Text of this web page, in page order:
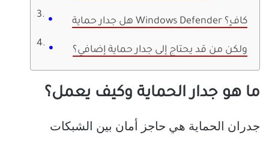
هل جدار حماية Windows Defender كافٍ؟
ولكن من قد يحتاج إلى جدار حماية إضافي؟
ما هو جدار الحماية وكيف يعمل؟
جدران الحماية هي حاجز أمان بين الشبكات